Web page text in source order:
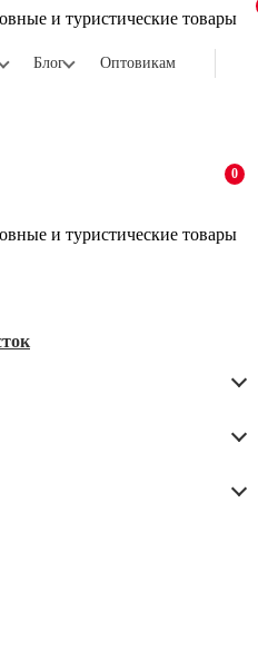
и туристические товары
Блог Оптовикам
0
и туристические товары